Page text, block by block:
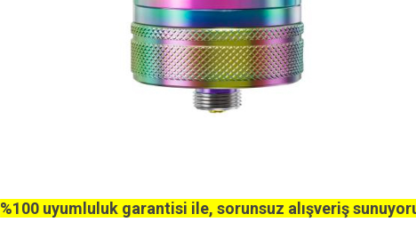
%100 uyumluluk garantisi ile, sorunsuz alışveriş